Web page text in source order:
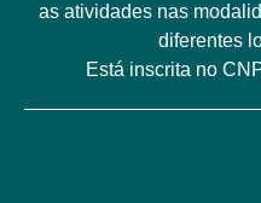
as atividades nas
diferentes
Está inscrita no